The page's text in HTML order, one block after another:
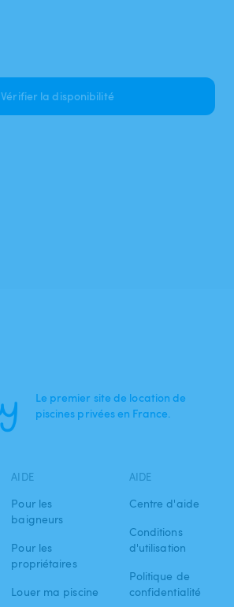
Vérifier la disponibilité
Le premier site de location de
piscines privées en France.
AIDE
Pour les
baigneurs
Pour les
propriétaires
Louer ma piscine
AIDE
Centre d'aide
Conditions
d'utilisation
Politique de
confidentialité